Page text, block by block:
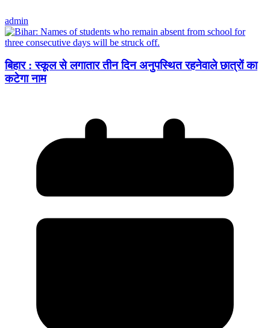
admin
बिहार : स्कूल से लगातार तीन दिन अनुपस्थित रहनेवाले छात्रों का
कटेगा नाम